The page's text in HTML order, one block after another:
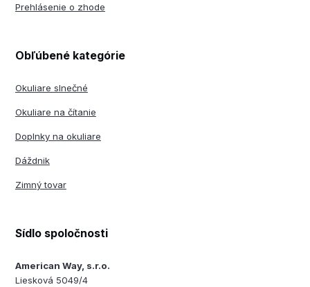
Prehlásenie o zhode
Obľúbené kategórie
Okuliare slnečné
Okuliare na čítanie
Doplnky na okuliare
Dáždnik
Zimný tovar
Sídlo spoločnosti
American Way, s.r.o.
Liesková 5049/4